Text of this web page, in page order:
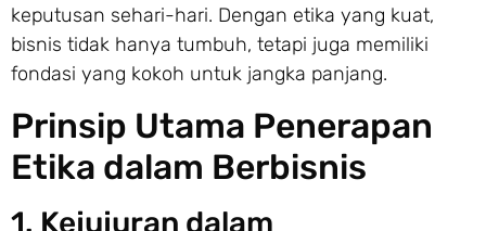
keputusan sehari-hari. Dengan etika yang kuat,
bisnis tidak hanya tumbuh, tetapi juga memiliki
fondasi yang kokoh untuk jangka panjang.
Prinsip Utama Penerapan
Etika dalam Berbisnis
1. Kejujuran dalam